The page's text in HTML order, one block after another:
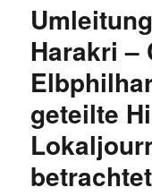
Harakri –
geteilte